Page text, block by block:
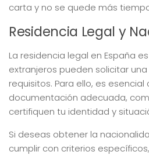
carta y no se quede más
Residencia Legal y
La residencia legal en España
extranjeros pueden solicitar
requisitos. Para ello, es
documentación adecuada,
certifiquen tu identidad y
Si deseas obtener la
cumplir con criterios